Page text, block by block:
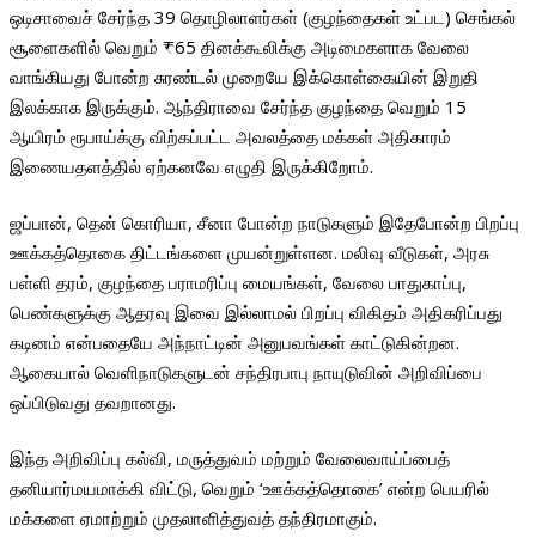
ஒடிசாவைச் சேர்ந்த 39 தொழிலாளர்கள் (குழந்தைகள் உட்பட) செங்கல்
சூளைகளில் வெறும் ₹65 தினக்கூலிக்கு அடிமைகளாக வேலை
வாங்கியது போன்ற சுரண்டல் முறையே இக்கொள்கையின் இறுதி
இலக்காக இருக்கும். ஆந்திராவை சேர்ந்த குழந்தை வெறும் 15
ஆயிரம் ரூபாய்க்கு விற்கப்பட்ட அவலத்தை மக்கள் அதிகாரம்
இணையதளத்தில் ஏற்கனவே எழுதி இருக்கிறோம்.
ஜப்பான், தென் கொரியா, சீனா போன்ற நாடுகளும் இதேபோன்ற பிறப்பு
ஊக்கத்தொகை திட்டங்களை முயன்றுள்ளன. மலிவு வீடுகள், அரசு
பள்ளி தரம், குழந்தை பராமரிப்பு மையங்கள், வேலை பாதுகாப்பு,
பெண்களுக்கு ஆதரவு இவை இல்லாமல் பிறப்பு விகிதம் அதிகரிப்பது
கடினம் என்பதையே அந்நாட்டின் அனுபவங்கள் காட்டுகின்றன.
ஆகையால் வெளிநாடுகளுடன் சந்திரபாபு நாயுடுவின் அறிவிப்பை
ஒப்பிடுவது தவறானது.
இந்த அறிவிப்பு கல்வி, மருத்துவம் மற்றும் வேலைவாய்ப்பைத்
தனியார்மயமாக்கி விட்டு, வெறும் ‘ஊக்கத்தொகை’ என்ற பெயரில்
மக்களை ஏமாற்றும் முதலாளித்துவத் தந்திரமாகும்.